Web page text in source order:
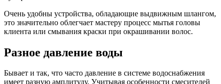
Очень удобны устройства, обладающие выдвижным шлангом,
это значительно облегчает мастеру процесс мытья головы
клиента или смывания краски при окрашивании волос.
Разное давление воды
Бывает и так, что часто давление в системе водоснабжения
имеет разную амплитуду. Учитывая особенности смесителей